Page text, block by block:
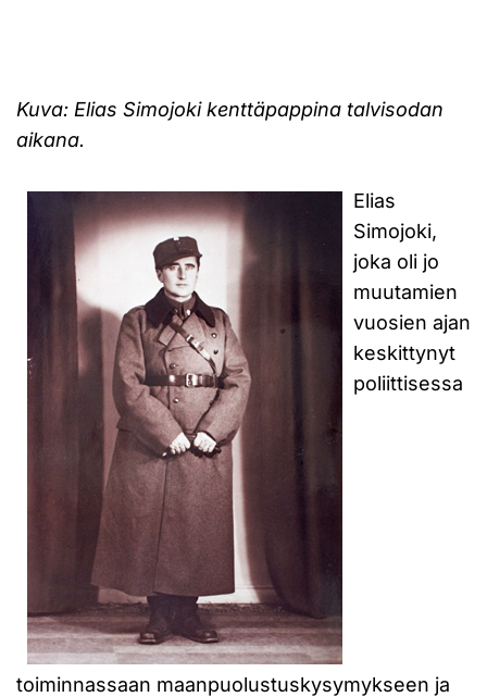
Kuva: Elias Simojoki kenttäpappina talvisodan
aikana.
Elias
Simojoki,
joka oli jo
muutamien
vuosien ajan
keskittynyt
poliittisessa
toiminnassaan maanpuolustuskysymykseen ja